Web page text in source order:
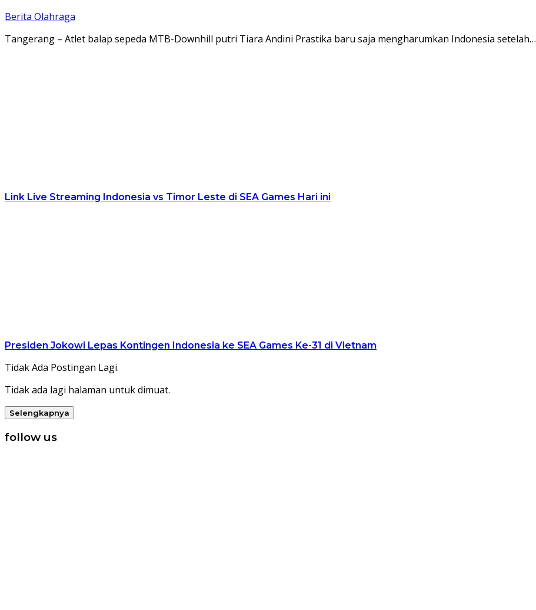
Berita Olahraga
Tangerang – Atlet balap sepeda MTB-Downhill putri Tiara Andini Prastika baru saja mengharumkan Indonesia setelah…
Link Live Streaming Indonesia vs Timor Leste di SEA Games Hari ini
Presiden Jokowi Lepas Kontingen Indonesia ke SEA Games Ke-31 di Vietnam
Tidak Ada Postingan Lagi.
Tidak ada lagi halaman untuk dimuat.
Selengkapnya
follow us